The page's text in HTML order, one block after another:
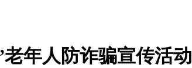
年人防诈骗宣传活动